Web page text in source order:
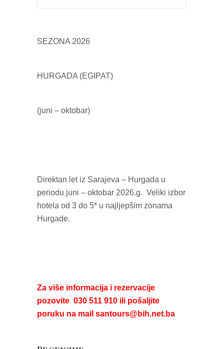
SEZONA 2026
HURGADA (EGIPAT)
(juni – oktobar)
Direktan let iz Sarajeva – Hurgada u
periodu juni – oktobar 2026.g. Veliki izbor
hotela od 3 do 5* u najljepšim zonama
Hurgade.
Za više informacija i rezervacije
pozovite 030 511 910 ili pošaljite
poruku na mail santours@bih.net.ba